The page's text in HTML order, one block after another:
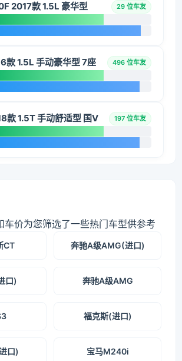
2017款 1.5L 豪华型 29 位车友
款 1.5L 手动豪华型 7座 496 位车友
款 1.5T 手动舒适型 国V 197 位车友
车价为您筛选了一些热门车型供参考
CT 奔驰A级AMG(进口)
口) 奔驰A级AMG
福克斯(进口)
口) 宝马M240i